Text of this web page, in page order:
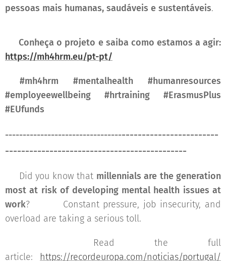
pessoas mais humanas, saudáveis e sustentáveis.
🔍 Conheça o projeto e saiba como estamos a agir:
https://mh4hrm.eu/pt-pt/
#mh4hrm #mentalhealth #humanresources
#employeewellbeing #hrtraining #ErasmusPlus
#EUfunds
---------------------------------------------------------
---------------------------------------------
🧠 Did you know that millennials are the generation
most at risk of developing mental health issues at
work? 😔⚠️ Constant pressure, job insecurity, and
overload are taking a serious toll.
📎 Read the full
article: https://recordeuropa.com/noticias/portugal/